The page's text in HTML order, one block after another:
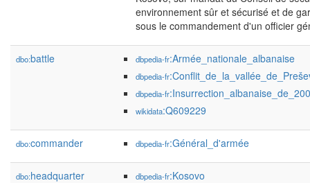
environnement sûr et sécurisé et de
sous le commandement d'un officier
dbo:battle dbpedia-fr:Armée_nationale_albanaise
dbpedia-fr
dbpedia-fr
wikidata:Q609229
dbo:commander dbpedia-fr:Général_d'armée
dbo:headquarter dbpedia-fr:Kosovo